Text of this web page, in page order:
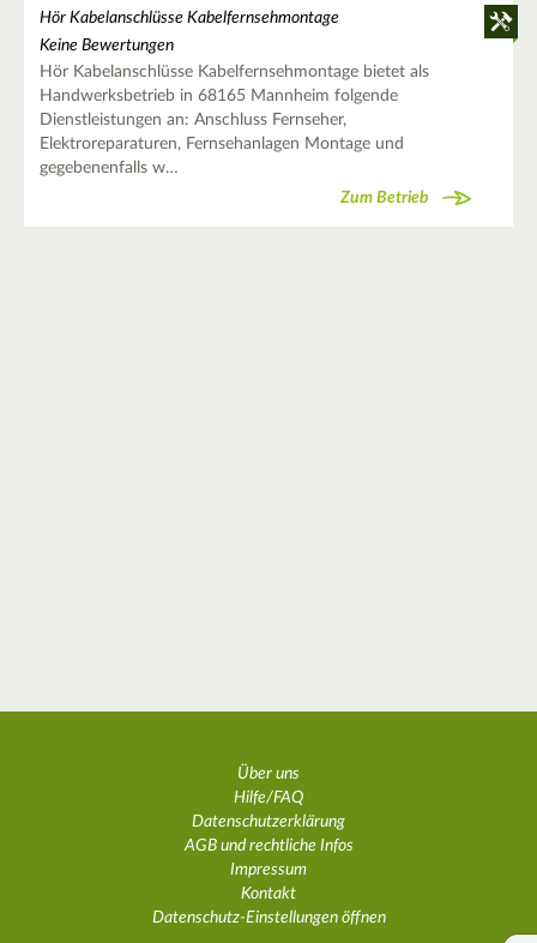
Hör Kabelanschlüsse Kabelfernsehmontage
Keine Bewertungen
Hör Kabelanschlüsse Kabelfernsehmontage bietet als
Handwerksbetrieb in 68165 Mannheim folgende
Dienstleistungen an: Anschluss Fernseher,
Elektroreparaturen, Fernsehanlagen Montage und
gegebenenfalls w…
Zum Betrieb
Über uns
Hilfe/FAQ
Datenschutzerklärung
AGB und rechtliche Infos
Impressum
Kontakt
Datenschutz-Einstellungen öffnen